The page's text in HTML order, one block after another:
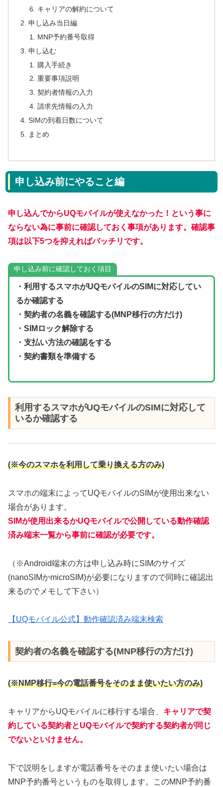
キャリアの解約について
申し込み当日編
MNP予約番号取得
申し込む
購入手続き
重要事項説明
契約者情報の入力
請求先情報の入力
SIMの到着日数について
まとめ
申し込み前にやること編
申し込んでからUQモバイルが使えなかった！という事に
ならない為に事前に確認しておく事項があります。確認事
項は以下5つを抑えればバッチリです。
申し込み前に確認しておく項目
・利用するスマホがUQモバイルのSIMに対応してい
るか確認する
・契約者の名義を確認する(MNP移行の方だけ)
・SIMロック解除する
・支払い方法の確認をする
・契約書類を準備する
利用するスマホがUQモバイルのSIMに対応して
いるか確認する
(※今のスマホを利用して乗り換える方のみ)
スマホの端末によってUQモバイルのSIMが使用出来ない
場合があります。
SIMが使用出来るかUQモバイルで公開している動作確認
済み端末一覧から事前に確認が必要です。
（※Android端末の方は申し込み時にSIMのサイズ
(nanoSIMかmicroSIM)が必要になりますので同時に確認出
来るのでメモして下さい）
【UQモバイル公式】動作確認済み端末検索
契約者の名義を確認する(MNP移行の方だけ)
(※NMP移行=今の電話番号をそのまま使いたい方のみ)
キャリアからUQモバイルに移行する場合、 キャリアで契
約している契約者とUQモバイルで契約する契約者が同じ
でないといけません。
下で説明をしますが電話番号をそのまま使いたい場合は
MNP予約番号というものを取得します。このMNP予約番